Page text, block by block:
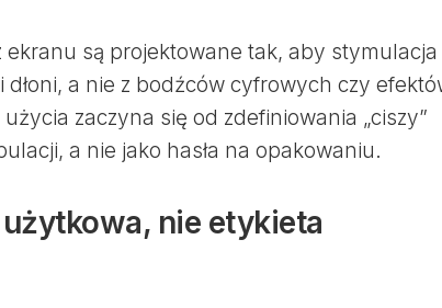
są projektowane tak, aby stymulacja
dłoni, a nie z bodźców cyfrowych czy
zaczyna się od zdefiniowania „ciszy”
a nie jako hasła na opakowaniu.
nie etykieta